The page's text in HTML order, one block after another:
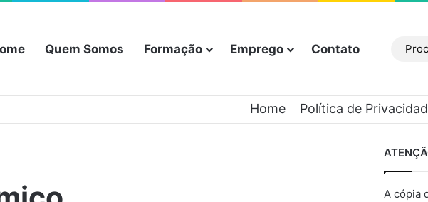
Quem Somos Formação Emprego Contato Barra
Home Política de
A cópia